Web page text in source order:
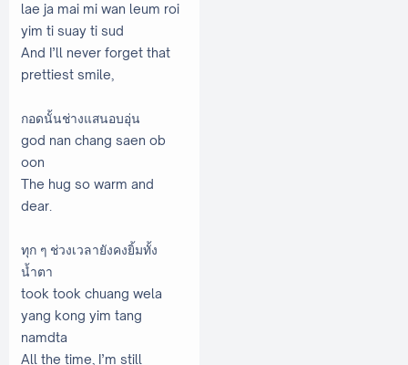
lae ja mai mi wan leum roi
yim ti suay ti sud
And I’ll never forget that
prettiest smile,
กอดนั้นช่างแสนอบอุ่น
god nan chang saen ob
oon
The hug so warm and
dear.
ทุก ๆ ช่วงเวลายังคงยิ้มทั้ง
น้ำตา
took took chuang wela
yang kong yim tang
namdta
All the time, I’m still